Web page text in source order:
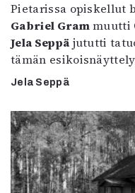
Pietarissa opiskellut
Gabriel Grammuutti
Jela Seppä jututti
tämän
Jela Seppä